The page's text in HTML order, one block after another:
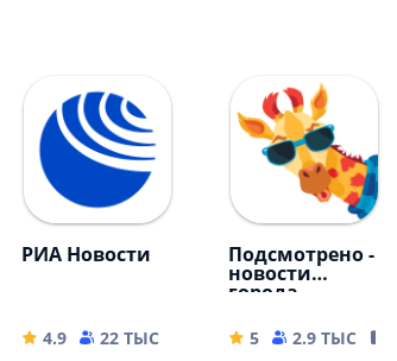
26.8 MB
РИА Новости
4.9 22 ТЫС
23.82 MB
Подсмотрено -
новости
города
5 2.9 ТЫС